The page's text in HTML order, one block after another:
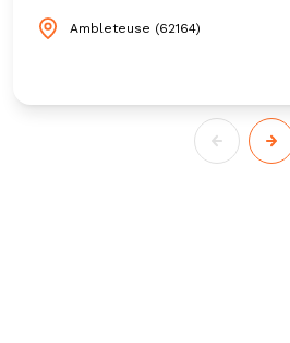
Ambleteuse (62164)